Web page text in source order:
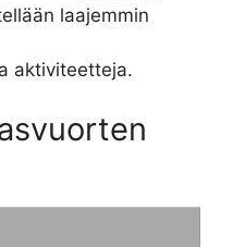
laajemmin
aktiviteetteja.